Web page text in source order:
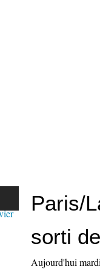
Paris/
sorti
Aujourd'hui